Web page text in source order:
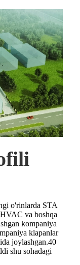
o'rinlarda STA
va boshqa
kompaniya
klapanlar
joylashgan.40
shu sohadagi